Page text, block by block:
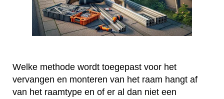
Welke methode wordt toegepast voor het
vervangen en monteren van het raam hangt af
van het raamtype en of er al dan niet een